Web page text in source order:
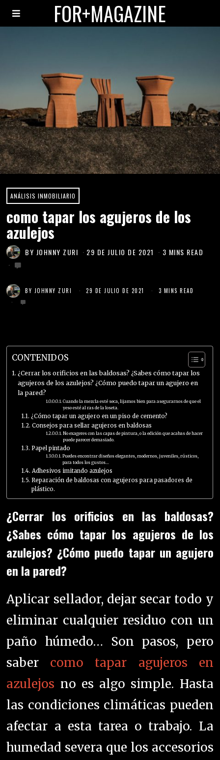
ANÁLISIS INMOBILIARIO
como tapar los agujeros de los
azulejos
BY JOHNNY ZURI 29 DE JULIO DE 2021 3 MINS READ
FOR+MAGAZINE
BY JOHNNY ZURI 29 DE JULIO DE 2021 3 MINS READ
CONTENIDOS
¿Cerrar los orificios en las baldosas? ¿Sabes cómo tapar los
agujeros de los azulejos? ¿Cómo puedo tapar un agujero en
la pared?
Cuando la mezcla esté seca, lijamos bien para asegurarnos de que el
yeso esté al ras de la loseta.
¿Cómo tapar un agujero en un piso de cemento?
Consejos para sellar agujeros en baldosas
No exageres con las capas de pintura, o la edición que acabas de hacer
puede parecer demasiado.
Papel pintado
Puedes encontrar diseños elegantes, modernos, juveniles, rústicos,
para todos los gustos…
Adhesivos imitando azulejos
Reparación de baldosas con agujeros para pasadores de
plástico.
¿Cerrar los orificios en las baldosas?
¿Sabes cómo tapar los agujeros de los
azulejos? ¿Cómo puedo tapar un agujero
en la pared?
Aplicar sellador, dejar secar todo y
eliminar cualquier residuo con un
paño húmedo… Son pasos, pero
saber como tapar agujeros en
azulejos no es algo simple. Hasta
las condiciones climáticas pueden
afectar a esta tarea o trabajo. La
humedad severa que los accesorios